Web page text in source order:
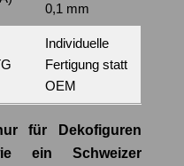
0,1 mm
Individuelle
Fertigung statt
OEM
für Dekofiguren
ein Schweizer